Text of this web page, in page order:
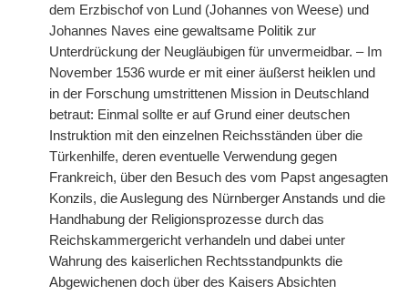
dem Erzbischof von Lund (Johannes von Weese) und
Johannes Naves eine gewaltsame Politik zur
Unterdrückung der Neugläubigen für unvermeidbar. – Im
November 1536 wurde er mit einer äußerst heiklen und
in der Forschung umstrittenen Mission in Deutschland
betraut: Einmal sollte er auf Grund einer deutschen
Instruktion mit den einzelnen Reichsständen über die
Türkenhilfe, deren eventuelle Verwendung gegen
Frankreich, über den Besuch des vom Papst angesagten
Konzils, die Auslegung des Nürnberger Anstands und die
Handhabung der Religionsprozesse durch das
Reichskammergericht verhandeln und dabei unter
Wahrung des kaiserlichen Rechtsstandpunkts die
Abgewichenen doch über des Kaisers Absichten